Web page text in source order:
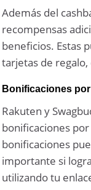
Además del
recompensas
beneficios. Estas
tarjetas de
Bonificaciones
Rakuten y
bonificaciones
bonificaciones
importante si
utilizando tu